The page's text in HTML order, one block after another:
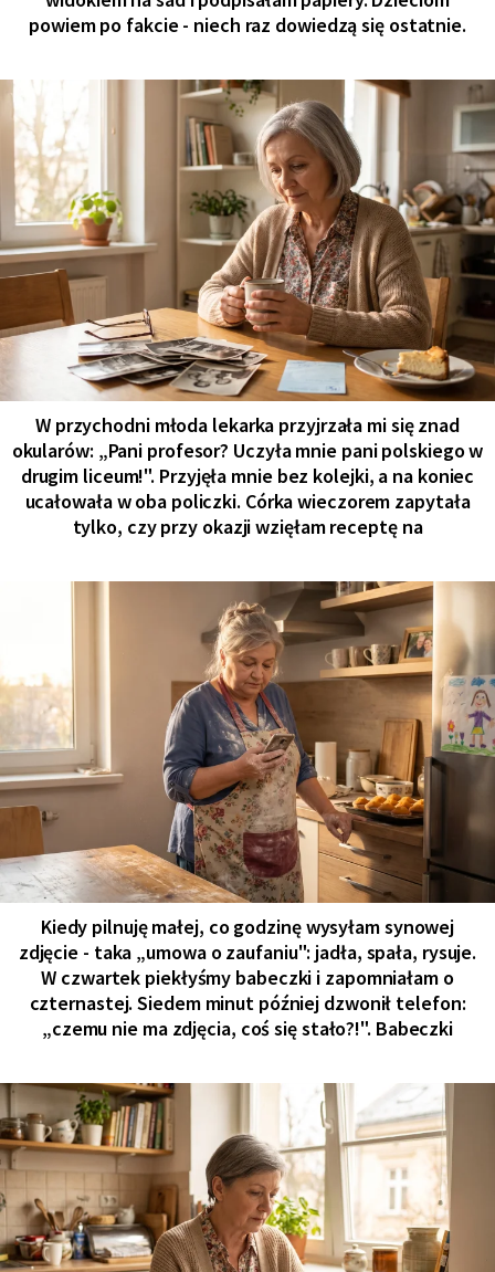
powiem po fakcie - niech raz dowiedzą się ostatnie.
W przychodni młoda lekarka przyjrzała mi się znad
okularów: „Pani profesor? Uczyła mnie pani polskiego w
drugim liceum!". Przyjęła mnie bez kolejki, a na koniec
ucałowała w oba policzki. Córka wieczorem zapytała
tylko, czy przy okazji wzięłam receptę na
Kiedy pilnuję małej, co godzinę wysyłam synowej
zdjęcie - taka „umowa o zaufaniu": jadła, spała, rysuje.
W czwartek piekłyśmy babeczki i zapomniałam o
czternastej. Siedem minut później dzwonił telefon:
„czemu nie ma zdjęcia, coś się stało?!". Babeczki